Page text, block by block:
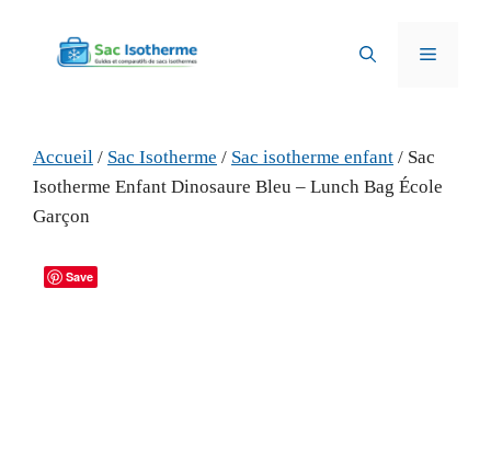
contenu
Menu
Accueil / Sac Isotherme / Sac isotherme enfant / Sac
Isotherme Enfant Dinosaure Bleu – Lunch Bag École
Garçon
Save